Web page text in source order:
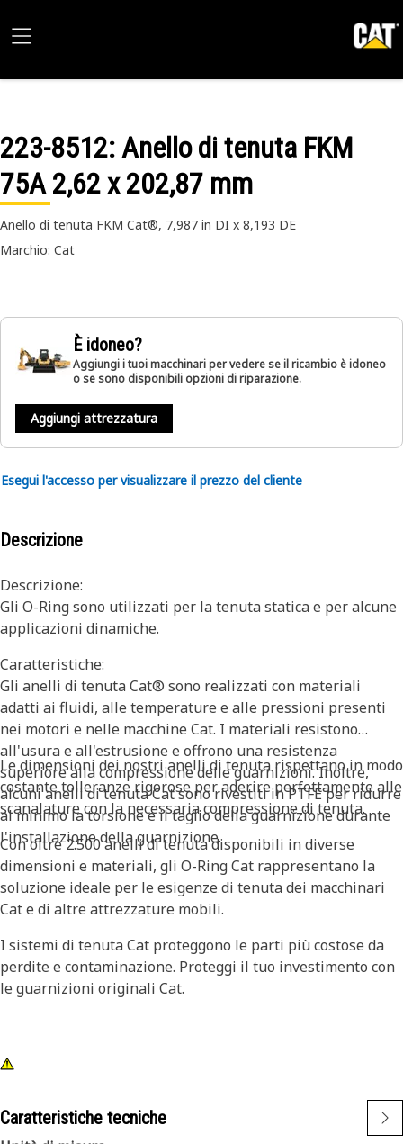
223-8512: Anello di tenuta FKM
75A 2,62 x 202,87 mm
Anello di tenuta FKM Cat®, 7,987 in DI x 8,193 DE
Marchio: Cat
È idoneo?
Aggiungi i tuoi macchinari per vedere se il ricambio è idoneo
o se sono disponibili opzioni di riparazione.
Aggiungi attrezzatura
Esegui l'accesso per visualizzare il prezzo del cliente
Descrizione
Descrizione:
Gli O-Ring sono utilizzati per la tenuta statica e per alcune
applicazioni dinamiche.
Caratteristiche:
Gli anelli di tenuta Cat® sono realizzati con materiali
adatti ai fluidi, alle temperature e alle pressioni presenti
nei motori e nelle macchine Cat. I materiali resistono
all'usura e all'estrusione e offrono una resistenza
superiore alla compressione delle guarnizioni. Inoltre,
alcuni anelli di tenuta Cat sono rivestiti in PTFE per ridurre
al minimo la torsione e il taglio della guarnizione durante
l'installazione della guarnizione.
Le dimensioni dei nostri anelli di tenuta rispettano in modo
costante tolleranze rigorose per aderire perfettamente alle
scanalature con la necessaria compressione di tenuta.
Con oltre 2.500 anelli di tenuta disponibili in diverse
dimensioni e materiali, gli O-Ring Cat rappresentano la
soluzione ideale per le esigenze di tenuta dei macchinari
Cat e di altre attrezzature mobili.
I sistemi di tenuta Cat proteggono le parti più costose da
perdite e contaminazione. Proteggi il tuo investimento con
le guarnizioni originali Cat.
Caratteristiche tecniche